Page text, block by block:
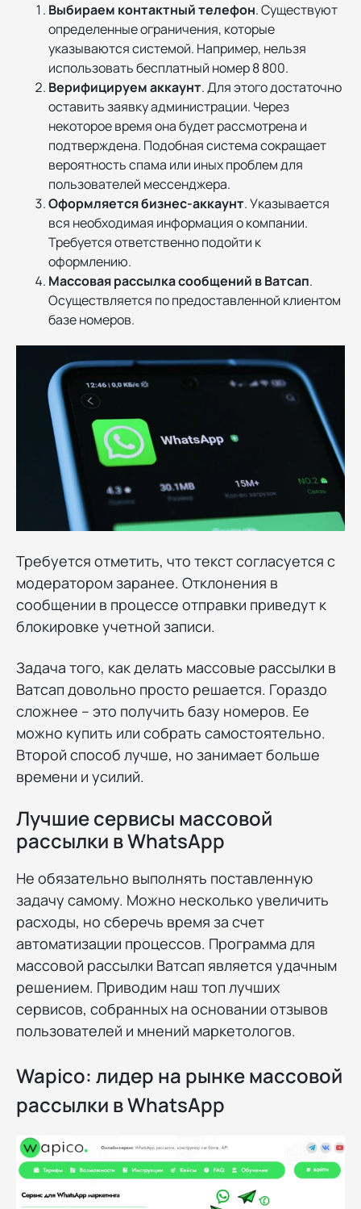
Выбираем контактный телефон. Существуют
определенные ограничения, которые
указываются системой. Например, нельзя
использовать бесплатный номер 8 800.
Верифицируем аккаунт. Для этого достаточно
оставить заявку администрации. Через
некоторое время она будет рассмотрена и
подтверждена. Подобная система сокращает
вероятность спама или иных проблем для
пользователей мессенджера.
Оформляется бизнес-аккаунт. Указывается
вся необходимая информация о компании.
Требуется ответственно подойти к
оформлению.
Массовая рассылка сообщений в Ватсап.
Осуществляется по предоставленной клиентом
базе номеров.
Требуется отметить, что текст согласуется с
модератором заранее. Отклонения в
сообщении в процессе отправки приведут к
блокировке учетной записи.
Задача того, как делать массовые рассылки в
Ватсап довольно просто решается. Гораздо
сложнее – это получить базу номеров. Ее
можно купить или собрать самостоятельно.
Второй способ лучше, но занимает больше
времени и усилий.
Лучшие сервисы массовой
рассылки в WhatsApp
Не обязательно выполнять поставленную
задачу самому. Можно несколько увеличить
расходы, но сберечь время за счет
автоматизации процессов. Программа для
массовой рассылки Ватсап является удачным
решением. Приводим наш топ лучших
сервисов, собранных на основании отзывов
пользователей и мнений маркетологов.
Wapico: лидер на рынке массовой
рассылки в WhatsApp